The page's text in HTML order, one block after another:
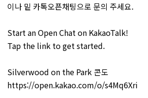
이나 밑 카톡오픈채팅으로 문의 주세요.
Start an Open Chat on KakaoTalk!
Tap the link to get started.
Silverwood on the Park 콘도
https://open.kakao.com/o/s4Mq6Xri